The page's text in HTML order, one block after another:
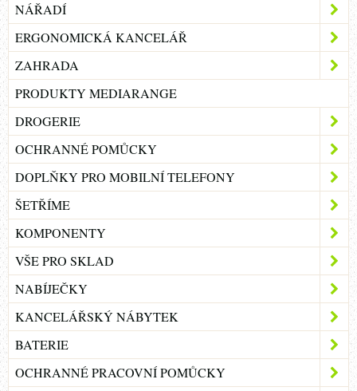
NÁŘADÍ
ERGONOMICKÁ KANCELÁŘ
ZAHRADA
PRODUKTY MEDIARANGE
DROGERIE
OCHRANNÉ POMŮCKY
DOPLŇKY PRO MOBILNÍ TELEFONY
ŠETŘÍME
KOMPONENTY
VŠE PRO SKLAD
NABÍJEČKY
KANCELÁŘSKÝ NÁBYTEK
BATERIE
OCHRANNÉ PRACOVNÍ POMŮCKY